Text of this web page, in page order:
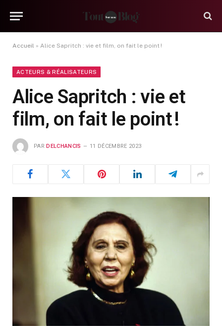
Accueil » Alice Sapritch : vie et film, on fait le point !
ACTEURS & RÉALISATEURS
Alice Sapritch : vie et
film, on fait le point !
PAR DELCHANCIS 11 DÉCEMBRE 2023